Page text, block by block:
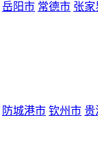
岳阳市 常德市 张家
防城港市 钦州市 贵